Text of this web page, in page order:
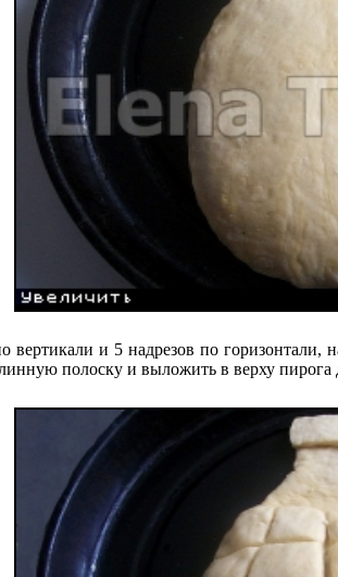
вертикали и 5 надрезов по
полоску и выложить в верху пирога